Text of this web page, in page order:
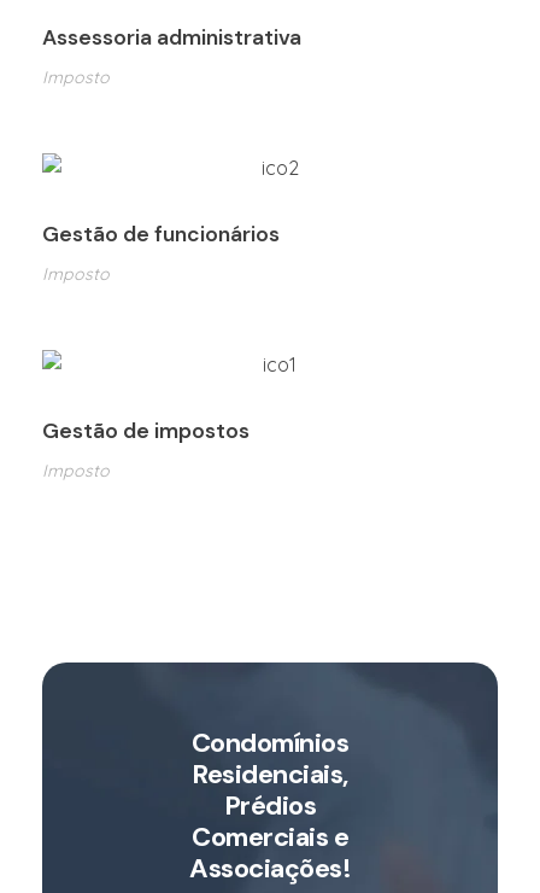
Assessoria administrativa
Imposto
Gestão de funcionários
Imposto
Gestão de impostos
Imposto
Condomínios
Residenciais,
Prédios
Comerciais e
Associações!